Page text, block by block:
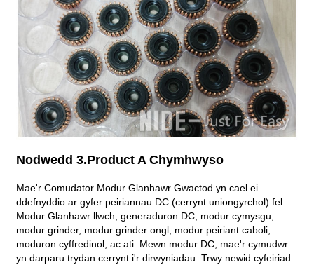
Nodwedd 3.Product A Chymhwyso
Mae'r Comudator Modur Glanhawr Gwactod yn cael ei
ddefnyddio ar gyfer peiriannau DC (cerrynt uniongyrchol) fel
Modur Glanhawr llwch, generaduron DC, modur cymysgu,
modur grinder, modur grinder ongl, modur peiriant caboli,
moduron cyffredinol, ac ati. Mewn modur DC, mae'r cymudwr
yn darparu trydan cerrynt i'r dirwyniadau. Trwy newid cyfeiriad